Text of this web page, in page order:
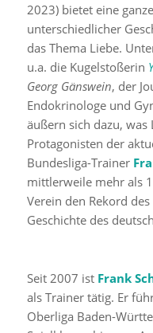
2023) bietet eine
unterschiedlicher
das Thema Liebe.
u.a. die Kugelstoßerin
Georg Gänswein, der
Endokrinologe und
äußern sich dazu,
Protagonisten der
Bundesliga-Trainer
mittlerweile mehr als
Verein den Rekord
Geschichte des
Seit 2007 ist Frank
als Trainer tätig. Er
Oberliga Baden-